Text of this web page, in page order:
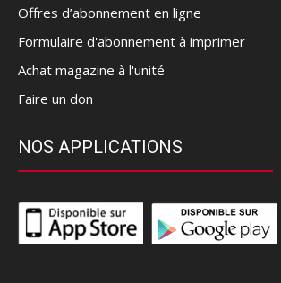
Offres d’abonnement en ligne
Formulaire d'abonnement à imprimer
Achat magazine à l'unité
Faire un don
NOS APPLICATIONS